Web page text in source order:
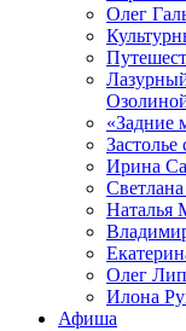
Олег
«Задние
Ирина
Наталья
Олег
Илона
Афиша